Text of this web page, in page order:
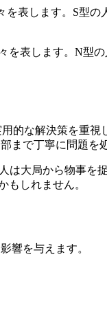
表します。S型
表します。N型
的な解決策を重
まで丁寧に問題を
は大局から物事
もしれません。
響を与えます。